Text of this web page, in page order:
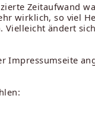
Zeitaufwand
wirklich, so viel
ändert
Impressumseite